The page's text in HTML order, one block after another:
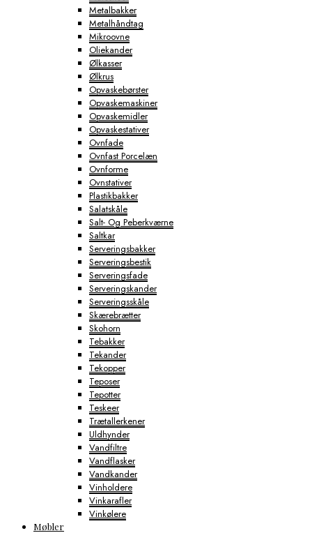
Metalbakker
Metalhåndtag
Mikroovne
Oliekander
Ølkasser
Ølkrus
Opvaskebørster
Opvaskemaskiner
Opvaskemidler
Opvaskestativer
Ovnfade
Ovnfast Porcelæn
Ovnforme
Ovnstativer
Plastikbakker
Salatskåle
Salt- Og Peberkværne
Saltkar
Serveringsbakker
Serveringsbestik
Serveringsfade
Serveringskander
Serveringsskåle
Skærebrætter
Skohorn
Tebakker
Tekander
Tekopper
Teposer
Tepotter
Teskeer
Trætallerkener
Uldhynder
Vandfiltre
Vandflasker
Vandkander
Vinholdere
Vinkarafler
Vinkølere
Møbler